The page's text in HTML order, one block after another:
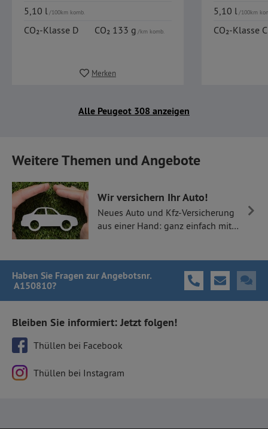
5,10 l/100km komb.
CO₂-Klasse D CO₂ 133 g/km komb.
Merken
5,10 l/100km
CO₂-Klasse C
Alle Peugeot 308 anzeigen
Weitere Themen und Angebote
Wir versichern Ihr Auto!
Neues Auto und Kfz-Versicherung
aus einer Hand: ganz einfach mit
Haben Sie Fragen zur Angebotsnr.
A150810?
Bleiben Sie informiert: Jetzt folgen!
Thüllen bei Facebook
Thüllen bei Instagram